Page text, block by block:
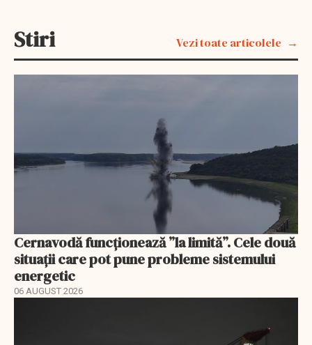
Stiri Vezi toate articolele
Cernavodă funcționează ”la limită”. Cele două
situații care pot pune probleme sistemului
energetic
06 AUGUST 2026